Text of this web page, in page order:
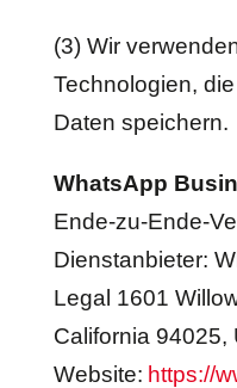
(3) Wir
Technologien,
Daten speichern.
WhatsApp
Ende-zu-Ende-
Dienstanbieter:
Legal 1601
California 94025,
Website: https://